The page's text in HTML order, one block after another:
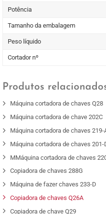
Potência
Tamanho da embalagem
Peso líquido
Cortador nº
Produtos
Máquina cortadora de chaves Q28
Máquina cortadora de chave 202C
Máquina cortadora de chaves 219-
Máquina cortadora de chaves 201-
MMáquina cortadora de chaves
Copiadora de chaves 288G
Máquina de fazer chaves 233-D
Copiadora de chaves Q26A
Copiadora de chave Q29